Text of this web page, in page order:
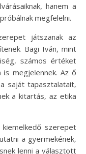
hanem a
megfelelni.
játszanak az
Bagi Iván, mint
számos értéket
is megjelennek. Az ő
saját tapasztalatait,
a kitartás, az etika
szerepet
a gyermekének,
lenni a választott